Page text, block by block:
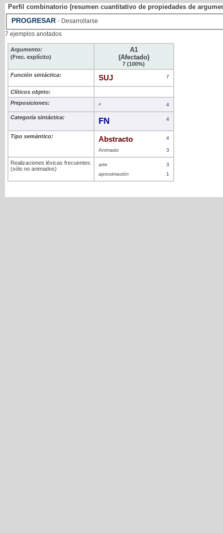
Perfil combinatorio (resumen cuantitativo de propiedades de
PROGRESAR - Desarrollarse
7 ejemplos anotados
Argumento:
(Frec. explícito)
A1
(Afectado)
7 (100%)
Función sintáctica:
SUJ 7
Clíticos objeto:
Preposiciones:
ø 4
Categoría sintáctica: FN 4
Tipo semántico: Abstracto 4
Animado 3
Realizaciones léxicas frecuentes:
(sólo no animados)
arte
3
aproximación
1